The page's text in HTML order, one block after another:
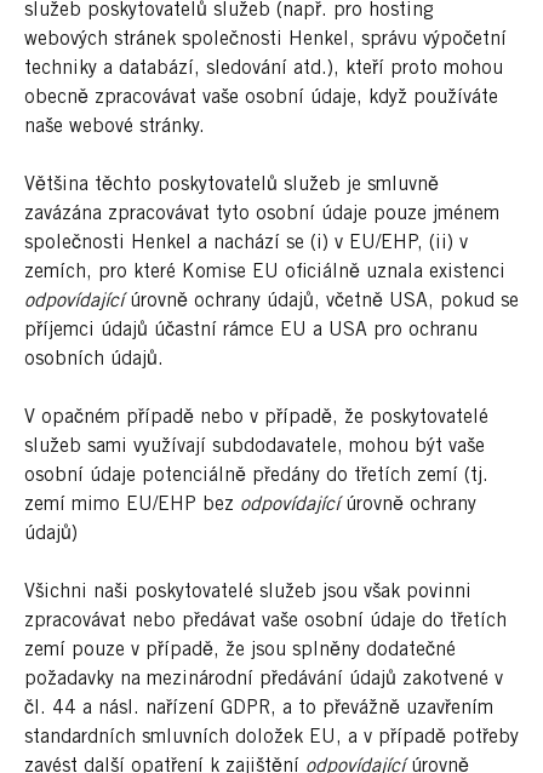
služeb poskytovatelů služeb (např. pro hosting
webových stránek společnosti Henkel, správu výpočetní
techniky a databází, sledování atd.), kteří proto mohou
obecně zpracovávat vaše osobní údaje, když používáte
naše webové stránky.
Většina těchto poskytovatelů služeb je smluvně
zavázána zpracovávat tyto osobní údaje pouze jménem
společnosti Henkel a nachází se (i) v EU/EHP, (ii) v
zemích, pro které Komise EU oficiálně uznala existenci
odpovídající úrovně ochrany údajů, včetně USA, pokud se
příjemci údajů účastní rámce EU a USA pro ochranu
osobních údajů.
V opačném případě nebo v případě, že poskytovatelé
služeb sami využívají subdodavatele, mohou být vaše
osobní údaje potenciálně předány do třetích zemí (tj.
zemí mimo EU/EHP bez odpovídající úrovně ochrany
údajů)
Všichni naši poskytovatelé služeb jsou však povinni
zpracovávat nebo předávat vaše osobní údaje do třetích
zemí pouze v případě, že jsou splněny dodatečné
požadavky na mezinárodní předávání údajů zakotvené v
čl. 44 a násl. nařízení GDPR, a to převážně uzavřením
standardních smluvních doložek EU, a v případě potřeby
zavést další opatření k zajištění odpovídající úrovně